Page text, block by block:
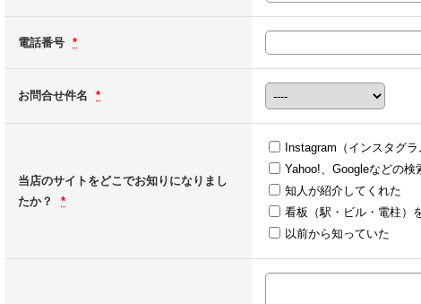
電話番号 *
お問合せ件名 *
当店のサイトをどこでお知りになりまし
たか？
*
Instagram（インスタグ
Yahoo!、Googleなどの検
知人が紹介してくれた
看板（駅・ビル・電柱）
以前から知っていた